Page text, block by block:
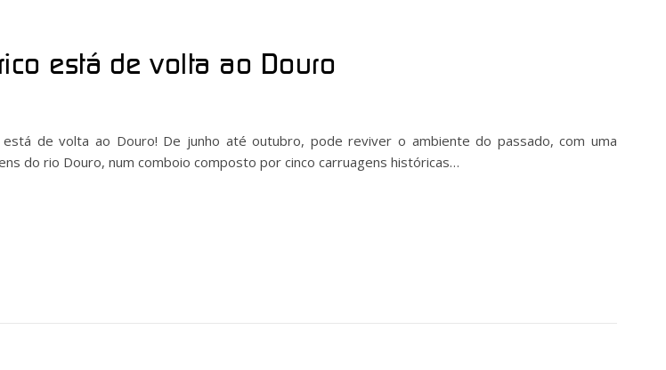
está de volta ao Douro
está de volta ao Douro! De junho até outubro, pode reviver o ambiente do passado, com uma
do rio Douro, num comboio composto por cinco carruagens históricas…